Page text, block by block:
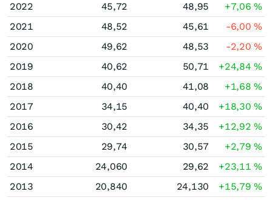
2022
45,72 48,95 +7,06%
2021
48,52 45,61 -6,00%
2020
49,62 48,53 -2,20%
2019
40,62 50,71 +24,84%
2018
40,40 41,08 +1,68%
2017
34,15 40,40 +18,30%
2016
30,42 34,35 +12,92%
2015
29,74 30,57 +2,79%
2014
24,060 29,62 +23,11%
2013
20,840 24,130 +15,79%